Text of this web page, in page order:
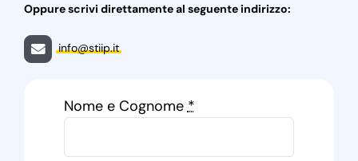
Oppure scrivi direttamente al seguente indirizzo:
info@stiip.it
Nome e Cognome*